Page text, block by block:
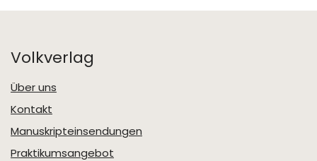
Volkverlag
Über uns
Kontakt
Manuskripteinsendungen
Praktikumsangebot